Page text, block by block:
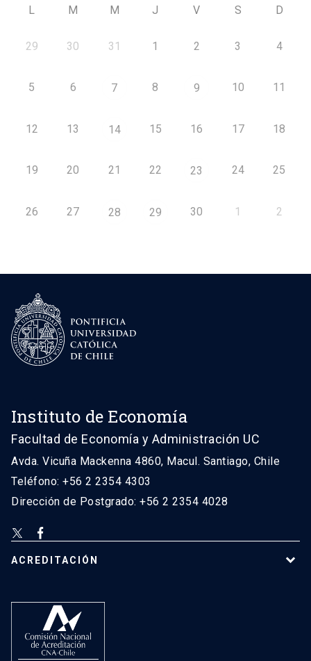
L M M J V S D
29 30 31 1 2 3 4
5 6 7 8 9 10 11
12 13 14 15 16 17 18
19 20 21 22 23 24 25
26 27 28 29 30 1 2
Instituto de Economía
Facultad de Economía y Administración UC
Avda. Vicuña Mackenna 4860, Macul. Santiago, Chile
Teléfono: +56 2 2354 4303
Dirección de Postgrado: +56 2 2354 4028
ACREDITACIÓN